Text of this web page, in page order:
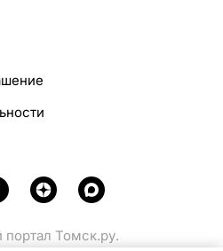
портал Томск.ру.